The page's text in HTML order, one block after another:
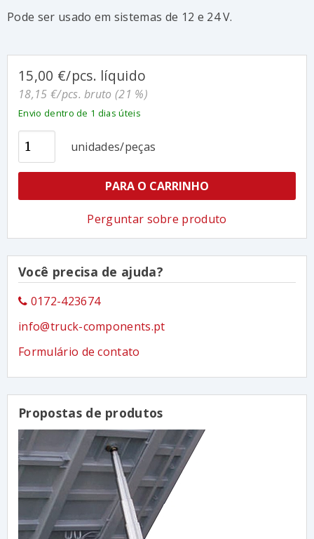
Pode ser usado em sistemas de 12 e 24 V.
15,00 €/pcs. líquido
18,15 €/pcs. bruto (21 %)
Envio dentro de 1 dias úteis
unidades/peças
PARA O CARRINHO
Perguntar sobre produto
Você precisa de ajuda?
0172-423674
info@truck-components.pt
Formulário de contato
Propostas de produtos